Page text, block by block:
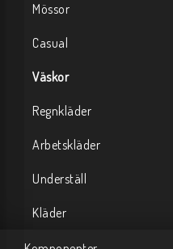
Mössor
Casual
Väskor
Regnkläder
Arbetskläder
Underställ
Kläder